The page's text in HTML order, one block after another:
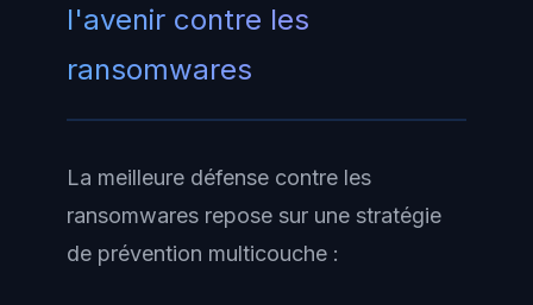
l'avenir contre les
ransomwares
La meilleure défense contre les
ransomwares repose sur une stratégie
de prévention multicouche :